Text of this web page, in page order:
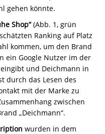
gehen könnte.
Shop“(Abb. 1, grün
Ranking auf Platz
kommen, um den Brand
ein Google Nutzer im der
eingibt und Deichmann in
durch das Lesen des
mit der Marke zu
zwischen
„Deichmann“.
wurden in dem